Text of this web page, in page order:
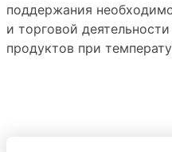
поддержания
и торговой
продуктов при